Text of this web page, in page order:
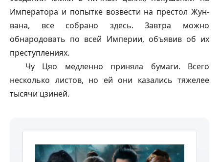
Императора и попытке возвести на престол Жун-
вана, все собрано здесь. Завтра можно
обнародовать по всей Империи, объявив об их
преступлениях.
Чу Цяо медленно приняла бумаги. Всего
несколько листов, но ей они казались тяжелее
тысячи цзиней.